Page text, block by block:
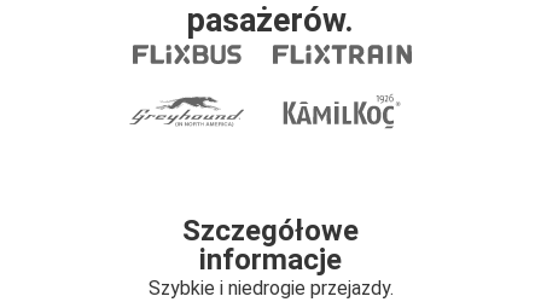
pasażerów.
Szczegółowe
informacje
Szybkie i niedrogie przejazdy.